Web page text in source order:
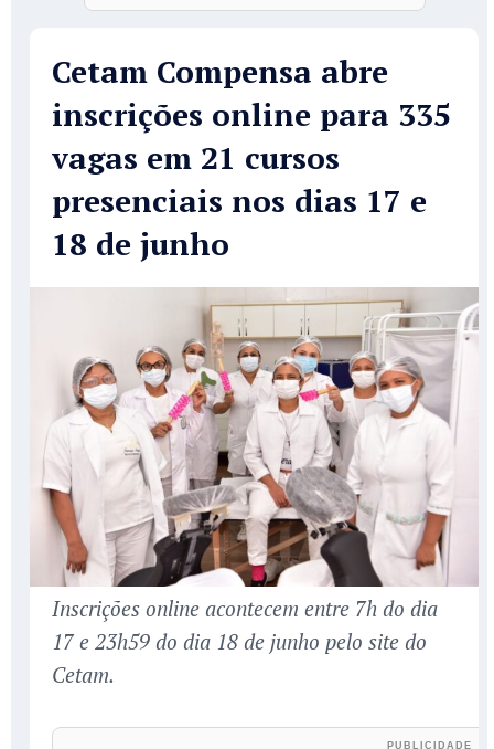
Cetam Compensa abre
inscrições online para 335
vagas em 21 cursos
presenciais nos dias 17 e
18 de junho
Inscrições online acontecem entre 7h do dia
17 e 23h59 do dia 18 de junho pelo site do
Cetam.